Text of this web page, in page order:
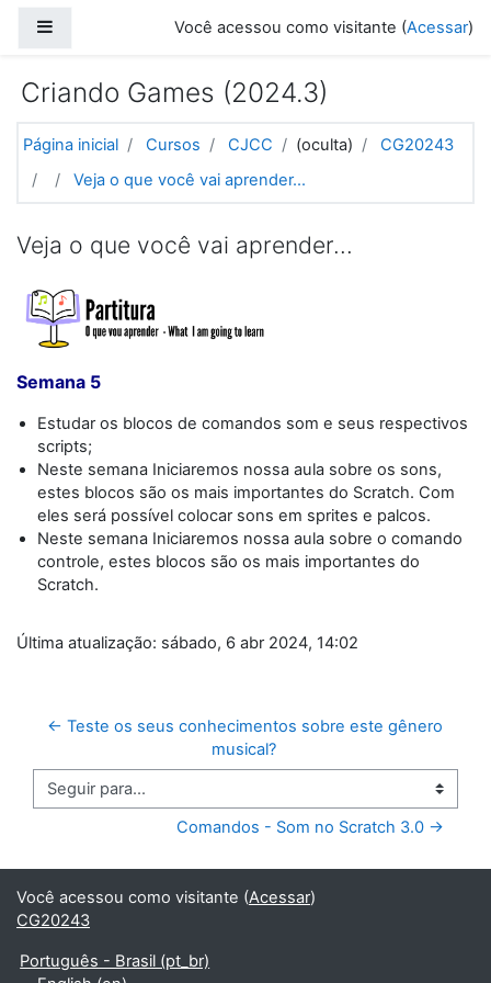
Você acessou como visitante (Acessar)
Criando Games (2024.3)
Página inicial Cursos CJCC (oculta)
CG20243
Veja o que você vai aprender...
Veja o que você vai aprender...
Semana 5
Estudar os blocos de comandos som e seus respectivos
scripts;
Neste semana Iniciaremos nossa aula sobre os sons,
estes blocos são os mais importantes do Scratch. Com
eles será possível colocar sons em sprites e palcos.
Neste semana Iniciaremos nossa aula sobre o comando
controle, estes blocos são os mais importantes do
Scratch.
Última atualização: sábado, 6 abr 2024, 14:02
← Teste os seus conhecimentos sobre este gênero
musical?
Seguir para...
Comandos - Som no Scratch 3.0 →
Você acessou como visitante (Acessar)
CG20243
Português - Brasil ‎(pt_br)‎